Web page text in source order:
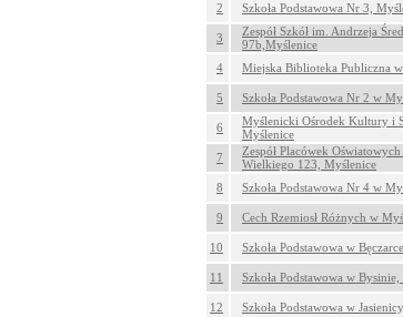
2 Szkoła Podstawowa Nr 3,
3
Zespół Szkół im. Andrzeja
97b,Myślenice
4 Miejska Biblioteka Publiczna
5 Szkoła Podstawowa Nr 2 w
6
Myślenicki Ośrodek Kultury i
Myślenice
7
Zespół Placówek
Wielkiego 123, Myślenice
8 Szkoła Podstawowa Nr 4 w
9 Cech Rzemiosł Różnych w
10 Szkoła Podstawowa w
11 Szkoła Podstawowa w Bysinie,
12 Szkoła Podstawowa w